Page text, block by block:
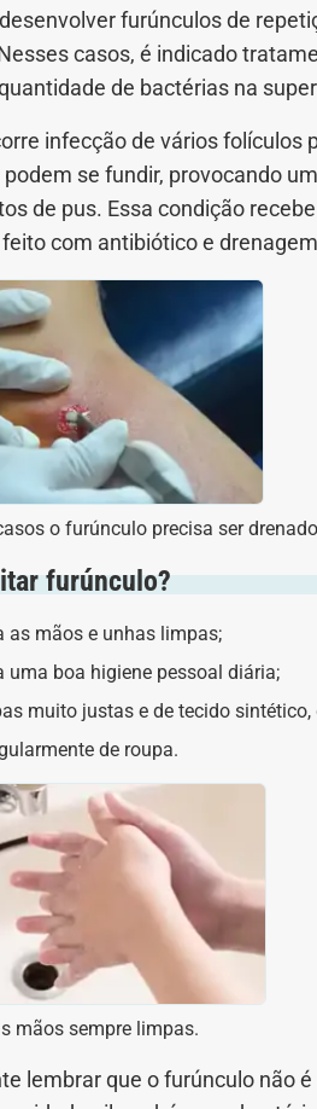
furúnculos de
casos, é indicado
de bactérias na
infecção de vários folículos
se fundir, provocando
de pus. Essa condição
com antibiótico e
o furúnculo precisa ser
furúnculo?
as mãos e unhas limpas;
uma boa higiene pessoal diária;
muito justas e de tecido
de roupa.
mãos sempre limpas.
lembrar que o furúnculo não